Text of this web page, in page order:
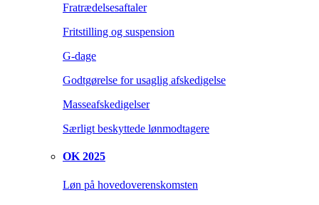
Fratrædelsesaftaler
Fritstilling og suspension
G-dage
Godtgørelse for usaglig afskedigelse
Masseafskedigelser
Særligt beskyttede lønmodtagere
OK 2025
Løn på hovedoverenskomsten